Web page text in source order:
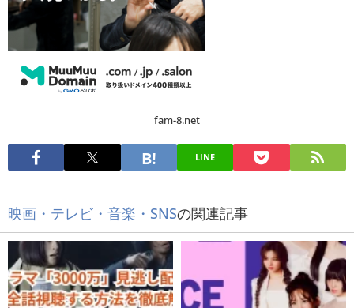
fam-8.net
LINE
映画・テレビ・音楽・SNSの関連記事